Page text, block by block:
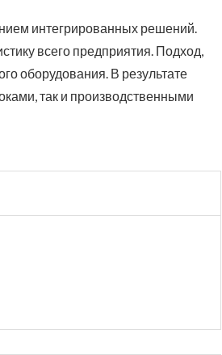
интегрированных решений.
всего предприятия. Подход,
оборудования. В результате
так и производственными